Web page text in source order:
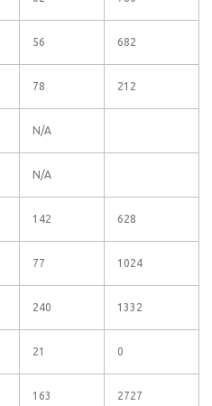
56 682
78 212
N/A
N/A
142 628
77 1024
240 1332
21 0
163 2727